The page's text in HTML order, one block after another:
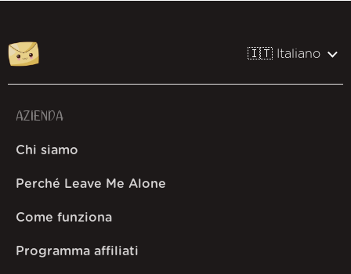
🇮🇹 Italiano
AZIENDA
Chi siamo
Perché Leave Me Alone
Come funziona
Programma affiliati